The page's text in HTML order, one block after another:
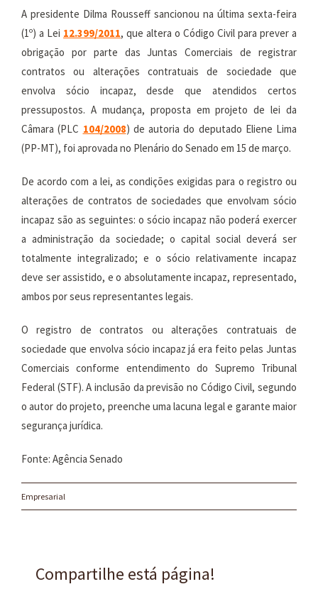
A presidente Dilma Rousseff sancionou na última sexta-feira
(1º) a Lei 12.399/2011, que altera o Código Civil para prever a
obrigação por parte das Juntas Comerciais de registrar
contratos ou alterações contratuais de sociedade que
envolva sócio incapaz, desde que atendidos certos
pressupostos. A mudança, proposta em projeto de lei da
Câmara (PLC 104/2008) de autoria do deputado Eliene Lima
(PP-MT), foi aprovada no Plenário do Senado em 15 de março.
De acordo com a lei, as condições exigidas para o registro ou
alterações de contratos de sociedades que envolvam sócio
incapaz são as seguintes: o sócio incapaz não poderá exercer
a administração da sociedade; o capital social deverá ser
totalmente integralizado; e o sócio relativamente incapaz
deve ser assistido, e o absolutamente incapaz, representado,
ambos por seus representantes legais.
O registro de contratos ou alterações contratuais de
sociedade que envolva sócio incapaz já era feito pelas Juntas
Comerciais conforme entendimento do Supremo Tribunal
Federal (STF). A inclusão da previsão no Código Civil, segundo
o autor do projeto, preenche uma lacuna legal e garante maior
segurança jurídica.
Fonte: Agência Senado
Empresarial
Compartilhe está página!